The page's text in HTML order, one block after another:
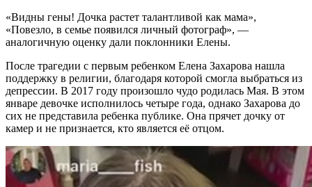
«Видны гены! Дочка растет талантливой как мама»,
«Повезло, в семье появился личный фотограф», —
аналогичную оценку дали поклонники Елены.
После трагедии с первым ребенком Елена Захарова нашла
поддержку в религии, благодаря которой смогла выбраться из
депрессии. В 2017 году произошло чудо родилась Мая. В этом
январе девочке исполнилось четыре года, однако Захарова до
сих не представила ребенка публике. Она прячет дочку от
камер и не признается, кто является её отцом.